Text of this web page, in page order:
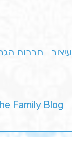
עיצוב חברות
Family Blog